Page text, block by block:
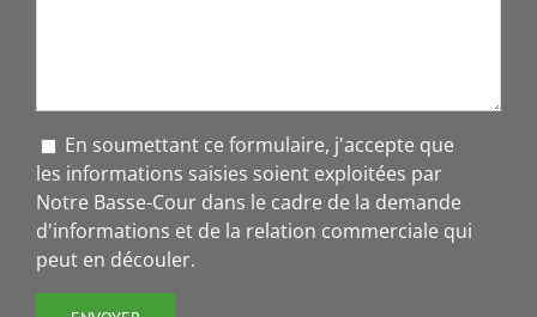
En soumettant ce formulaire, j'accepte que
les informations saisies soient exploitées par
Notre Basse-Cour dans le cadre de la demande
d'informations et de la relation commerciale qui
peut en découler.